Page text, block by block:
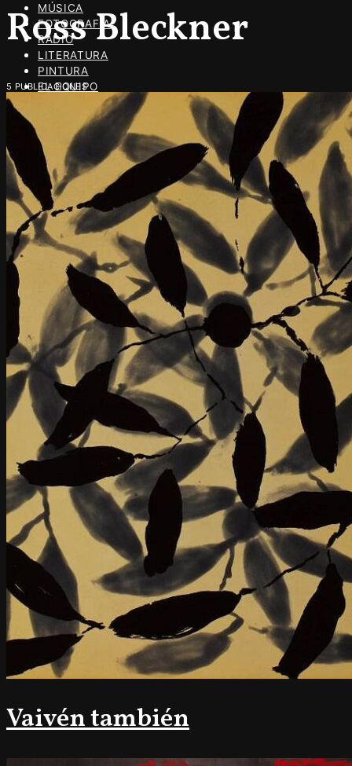
MÚSICA
FOTOGRAFÍA
RADIO
LITERATURA
PINTURA
EL EQUIPO
Ross Bleckner
5 PUBLICACIONES
Vaivén también